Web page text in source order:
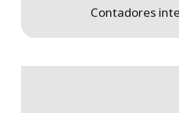
Contadores